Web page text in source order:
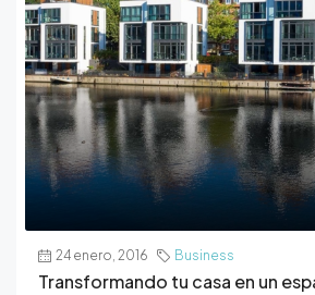
24 enero, 2016 Business
Transformando tu casa en un